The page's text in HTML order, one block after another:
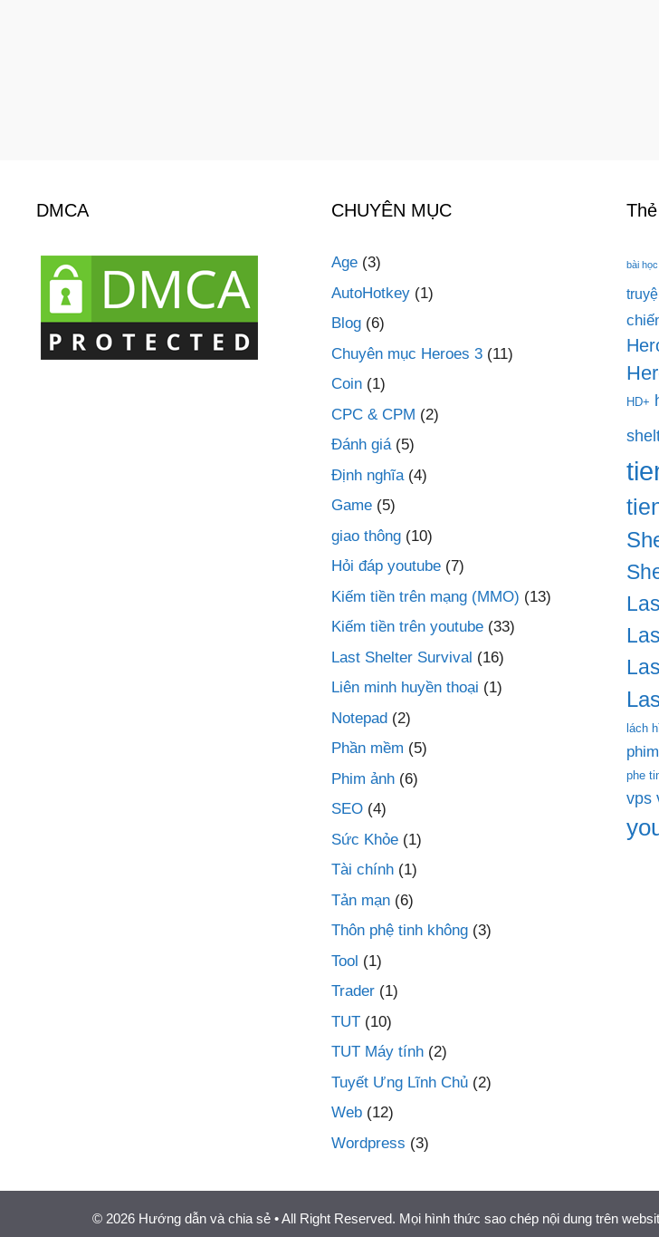
DMCA CHUYÊN MỤC
Age (3)
AutoHotkey (1)
Blog (6)
Chuyên mục Heroes 3 (11)
Coin (1)
CPC & CPM (2)
Đánh giá(5)
Định nghĩa (4)
Game (5)
giao thông (10)
Hỏi đáp youtube (7)
Kiếm tiền trên mạng (MMO) (13)
Kiếm tiền trên youtube (33)
Last Shelter Survival (16)
Liên minh huyền thoại (1)
Notepad (2)
Phần mềm (5)
Phim ảnh (6)
SEO (4)
Sức Khỏe (1)
Tài chính (1)
Tản mạn (6)
Thôn phệ tinh không (3)
Tool (1)
Trader (1)
TUT (10)
TUT Máy tính (2)
Tuyết Ưng Lĩnh Chủ (2)
Web (12)
Wordpress (3)
Thẻ
bài
HD+
lách
phim
phe
vps
© 2026 Hướng dẫn và chia sẻ • All Right Reserved. Mọi hình thức sao chép nội dung trên